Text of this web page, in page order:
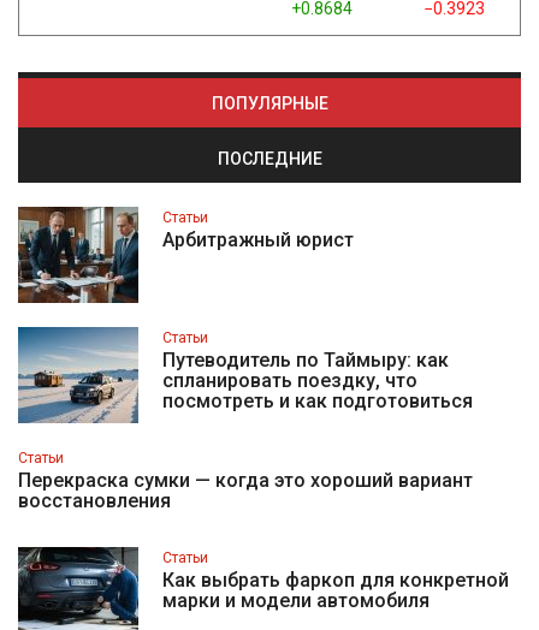
+0.8684
−0.3923
ПОПУЛЯРНЫЕ
ПОСЛЕДНИЕ
Статьи
Арбитражный юрист
Статьи
Путеводитель по Таймыру: как
спланировать поездку, что
посмотреть и как подготовиться
Статьи
Перекраска сумки — когда это хороший вариант
восстановления
Статьи
Как выбрать фаркоп для конкретной
марки и модели автомобиля